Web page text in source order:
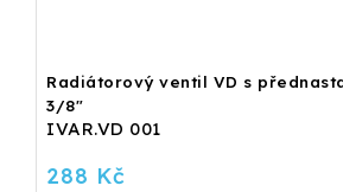
Radiátorový ventil VD s
3/8"
IVAR.VD 001
288 Kč